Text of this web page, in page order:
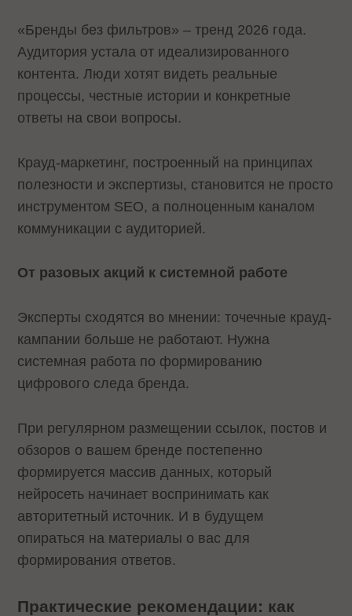
«Бренды без фильтров» – тренд 2026 года.
Аудитория устала от идеализированного
контента. Люди хотят видеть реальные
процессы, честные истории и конкретные
ответы на свои вопросы.
Крауд-маркетинг, построенный на принципах
полезности и экспертизы, становится не просто
инструментом SEO, а полноценным каналом
коммуникации с аудиторией.
От разовых акций к системной работе
Эксперты сходятся во мнении: точечные крауд-
кампании больше не работают. Нужна
системная работа по формированию
цифрового следа бренда.
При регулярном размещении ссылок, постов и
обзоров о вашем бренде постепенно
формируется массив данных, который
нейросеть начинает воспринимать как
авторитетный источник. И в будущем
опираться на материалы о вас для
формирования ответов.
Практические рекомендации: как